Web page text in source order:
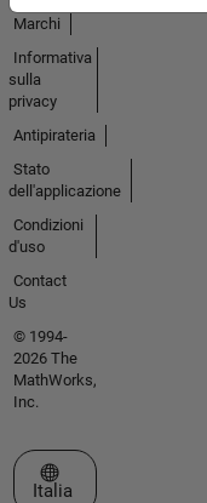
Marchi
Informativa
sulla
privacy
Antipirateria
Stato
dell'applicazione
Condizioni
d'uso
Contact
Us
© 1994-
2026 The
MathWorks,
Inc.
Seleziona un sito web
Italia